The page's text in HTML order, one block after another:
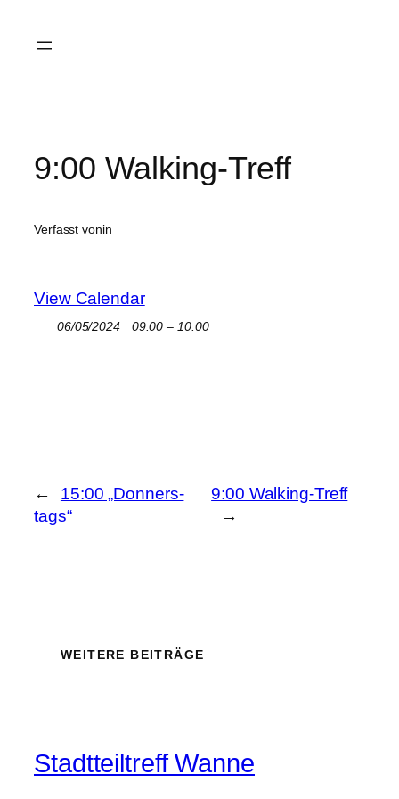
Inhalt
9:00 Walking-Treff
Verfasst vonin
View Calendar
06/05/2024 09:00 – 10:00
←
15:00 „Donners-
tags“
9:00 Walking-Treff
→
WEITERE BEITRÄGE
Stadtteiltreff Wanne